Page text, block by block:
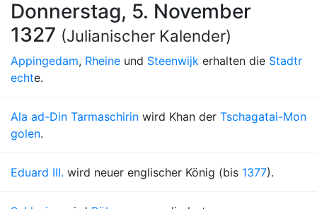
Donnerstag, 5. November
1327 (Julianischer Kalender)
Appingedam, Rheine und Steenwijk erhalten die Stadtr
echte.
Ala ad-Din Tarmaschirin wird Khan der Tschagatai-Mon
golen.
Eduard III. wird neuer englischer König (bis 1377).